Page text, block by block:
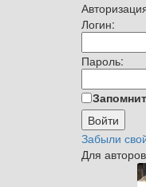
Логин:
Пароль:
Забыли
Для авторов